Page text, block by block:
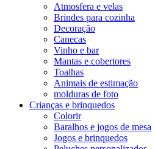
Atmosfera e velas
Brindes para cozinha
Decoração
Canecas
Vinho e bar
Mantas e cobertores
Toalhas
Animais de estimação
molduras de foto
Crianças e brinquedos
Colorir
Baralhos e jogos de mesa
Jogos e brinquedos